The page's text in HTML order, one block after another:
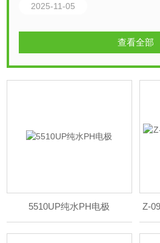
2025-11-05
查看全部
5510UP纯水PH电极 Z-